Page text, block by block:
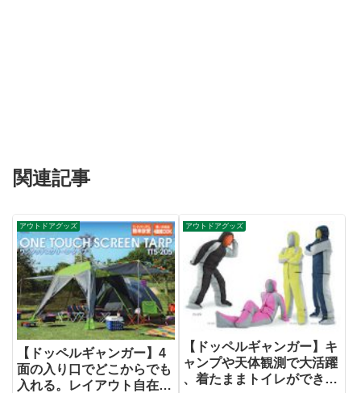
関連記事
アウトドアグッズ
【ドッペルギャンガー】4
面の入り口でどこからでも
入れる。レイアウト自在の
アウトドアグッズ
【ドッペルギャンガー】キ
ャンプや天体観測で大活躍
、着たままトイレができる